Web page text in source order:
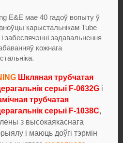
E&E мае 40 гадоў вопыту ў
карыстальнікам Tube
забеспячэнні задавальнення
кожнага
Шкляная трубчатая
серыі F-0632G і
трубчатая
серыі F-1038C,
з высокаякаснага
і маюць доўгі тэрмін